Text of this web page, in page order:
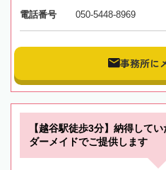
電話番号 050-5448-8969
事務所に
【越谷駅徒歩3分】納得して
ダーメイドでご提供します